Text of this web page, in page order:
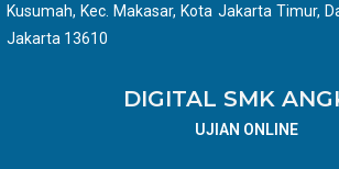
Kusumah, Kec. Makasar, Kota Jakarta Timur,
Jakarta 13610
DIGITAL SMK
UJIAN ONLINE